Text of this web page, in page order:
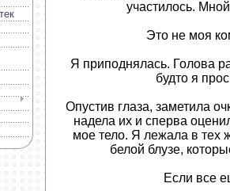
участилось.
Это не моя
Я приподнялась. Голова
будто я
Опустив глаза, заметила
надела их и сперва
мое тело. Я лежала в тех
белой блузе,
Если все